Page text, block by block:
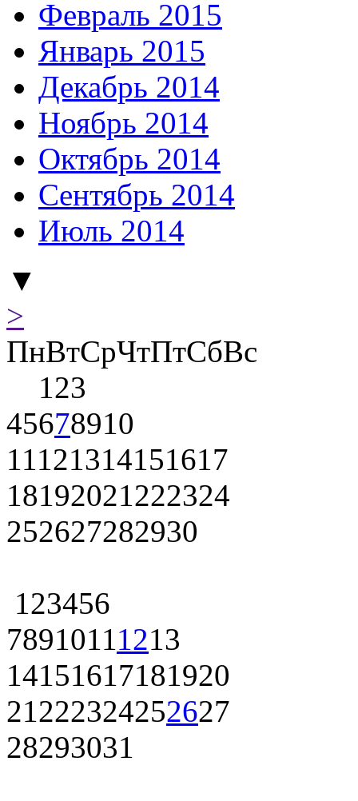
Февраль 2015
Январь 2015
Декабрь 2014
Ноябрь 2014
Октябрь 2014
Сентябрь 2014
Июль 2014
▼
>
ПнВтСрЧтПтСбВс
123
45678910
11121314151617
18192021222324
252627282930
123456
78910111213
14151617181920
21222324252627
28293031